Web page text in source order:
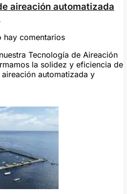
aireación automatizada
hay comentarios
Tecnología de Aireación
la solidez y eficiencia de
automatizada y